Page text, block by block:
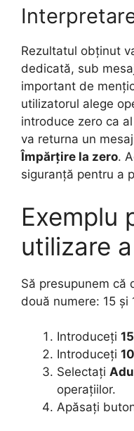
Rezultatul obținut
dedicată, sub
important de
utilizatorul alege
introduce zero ca
va returna un
Împărțire la zero.
siguranță pentru a
Exemplu
utilizare
Să presupunem că
două numere: 15 și
Introduceți 15
Introduceți 10
Selectați
operațiilor.
Apăsați